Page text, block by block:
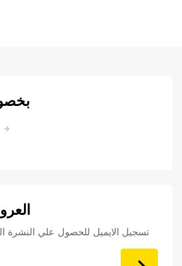
تسجيل الايميل للحصول علي النشرة